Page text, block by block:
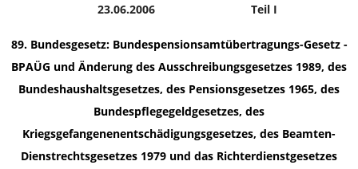
23.06.2006
Teil I
89. Bundesgesetz: Bundespensionsamtübertragungs-Gesetz -
BPAÜG und Änderung des Ausschreibungsgesetzes 1989, des
Bundeshaushaltsgesetzes, des Pensionsgesetzes 1965, des
Bundespflegegeldgesetzes, des
Kriegsgefangenenentschädigungsgesetzes, des Beamten-
Dienstrechtsgesetzes 1979 und das Richterdienstgesetzes